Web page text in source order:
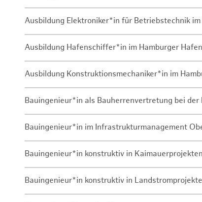
Ausbildung Elektroniker*in für Betriebstechnik
Ausbildung Hafenschiffer*in im Hamburger
Ausbildung Konstruktionsmechaniker*in im
Bauingenieur*in als Bauherrenvertretung bei der
Bauingenieur*in im Infrastrukturmanagement
Bauingenieur*in konstruktiv in Kaimauerprojekten
Bauingenieur*in konstruktiv in